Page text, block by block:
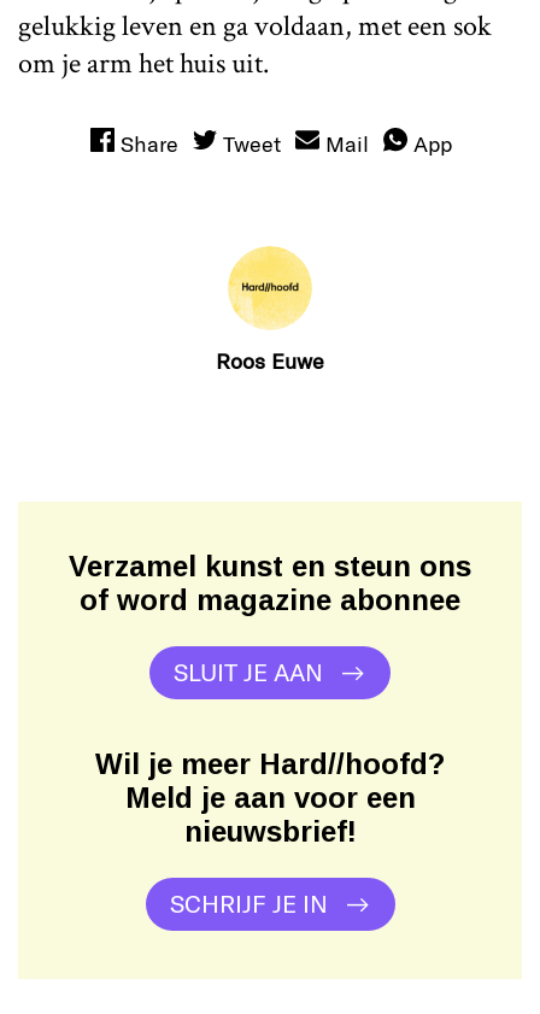
gelukkig leven en ga voldaan, met een sok
om je arm het huis uit.
Share Tweet Mail App
Roos Euwe
Verzamel kunst en steun ons
of word magazine abonnee
SLUIT JE AAN
Wil je meer Hard//hoofd?
Meld je aan voor een
nieuwsbrief!
SCHRIJF JE IN